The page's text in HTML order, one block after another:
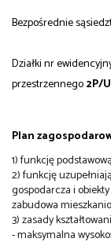
Bezpośrednie
Działki nr
przestrzennego2P/U
Plan
1) funkcję
2) funkcję
gospodarcza i
zabudowa
3) zasady
- maksymalna